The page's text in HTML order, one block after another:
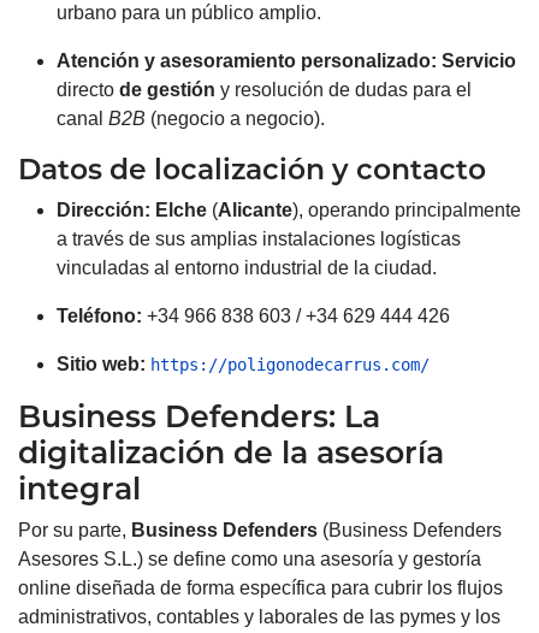
urbano para un público amplio.
Atención y asesoramiento personalizado: Servicio
directo de gestión y resolución de dudas para el
canal B2B (negocio a negocio).
Datos de localización y contacto
Dirección: Elche (Alicante), operando principalmente
a través de sus amplias instalaciones logísticas
vinculadas al entorno industrial de la ciudad.
Teléfono: +34 966 838 603 / +34 629 444 426
Sitio web: https://poligonodecarrus.com/
Business Defenders: La
digitalización de la asesoría
integral
Por su parte, Business Defenders (Business Defenders
Asesores S.L.) se define como una asesoría y gestoría
online diseñada de forma específica para cubrir los flujos
administrativos, contables y laborales de las pymes y los